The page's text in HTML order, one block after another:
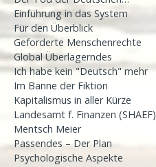
Einführung in das System
Für den Überblick
Geforderte Menschenrechte
Global Überlagerndes
Ich habe kein "Deutsch" mehr
Im Banne der Fiktion
Kapitalismus in aller Kürze
Landesamt f. Finanzen (SHAEF)
Mentsch Meier
Passendes – Der Plan
Psychologische Aspekte